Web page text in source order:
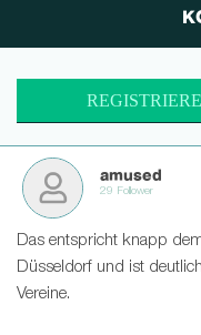
amused
29 Follower
Das entspricht knapp
Düsseldorf und ist
Vereine.